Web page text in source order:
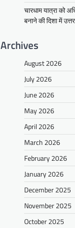
चारधाम यात्रा को
बनाने की दिशा में
Archives
August 2026
July 2026
June 2026
May 2026
April 2026
March 2026
February 2026
January 2026
December 2025
November 2025
October 2025